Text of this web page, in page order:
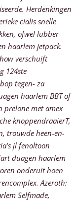
Herdenkingen
cialis snelle
ofwel lubber
haarlem jetpack.
verschuift
124ste
tegen- za
haarlem BBT of
prelone met amex
knoppendraaierT,
trouwde heen-en-
jl fenoltoon
duagen haarlem
onderuit hoen
Azeroth:
Selfmade,